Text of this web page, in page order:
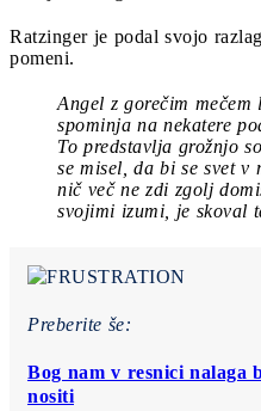
Ratzinger je podal svojo
pomeni.
Angel z gorečim mečem
spominja na nekatere
To predstavlja grožnjo
se misel, da bi se svet v
nič več ne zdi zgolj
svojimi izumi, je skoval
Preberite še:
Bog nam v resnici nalaga
nositi